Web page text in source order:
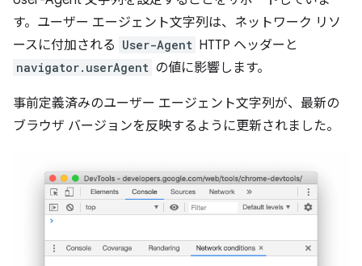
す。ユーザー エージェント文字列は、ネットワーク リソ
ースに付加される User-Agent HTTP ヘッダーと
navigator.userAgent の値に影響します。
事前定義済みのユーザー エージェント文字列が、最新の
ブラウザ バージョンを反映するように更新されました。